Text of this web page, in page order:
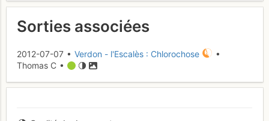
Sorties associées
2012-07-07 • Verdon - l'Escalès : Chlorochose
•
Thomas C •